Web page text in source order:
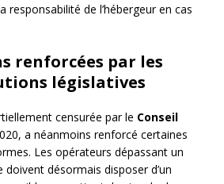
responsabilité de l’hébergeur en cas
renforcées par les
législatives
censurée par le Conseil
a néanmoins renforcé certaines
Les opérateurs dépassant un
doivent désormais disposer d’un